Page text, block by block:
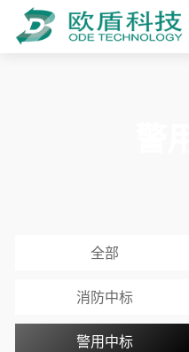
全部
消防中标
警用中标